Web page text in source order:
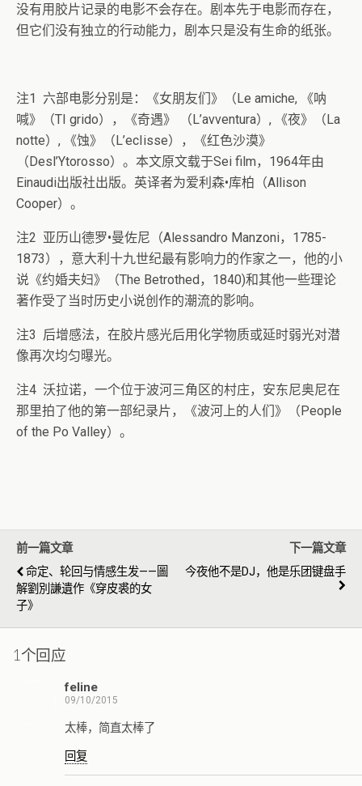
没有用胶片记录的电影不会存在。剧本先于电影而存在，
但它们没有独立的行动能力，剧本只是没有生命的纸张。
注1 六部电影分别是：《女朋友们》（Le amiche, 《呐
喊》（TI grido），《奇遇》 （L’avventura）, 《夜》（La
notte）, 《蚀》（L’ecIisse），《红色沙漠》
（Desl’Ytorosso）。本文原文载于Sei film，1964年由
Einaudi出版社出版。英译者为爱利森•库柏（Allison
Cooper）。
注2 亚历山德罗•曼佐尼（Alessandro Manzoni，1785-
1873），意大利十九世纪最有影响力的作家之一，他的小
说《约婚夫妇》（The Betrothed，1840)和其他一些理论
著作受了当时历史小说创作的潮流的影响。
注3 后增感法，在胶片感光后用化学物质或延时弱光对潜
像再次均匀曝光。
注4 沃拉诺，一个位于波河三角区的村庄，安东尼奥尼在
那里拍了他的第一部纪录片，《波河上的人们》（People
of the Po Valley）。
前一篇文章
命定、轮回与情感生发——圖
解劉別謙遺作《穿皮裘的女
子》
下一篇文章
今夜他不是DJ，他是乐团键盘手
1个回应
feline
09/10/2015
太棒，简直太棒了
回复